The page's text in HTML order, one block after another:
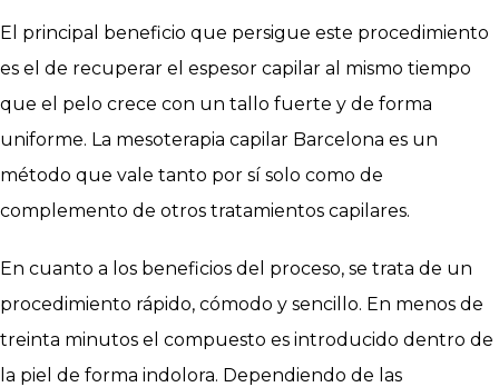
El principal beneficio que persigue este procedimiento
es el de recuperar el espesor capilar al mismo tiempo
que el pelo crece con un tallo fuerte y de forma
uniforme. La mesoterapia capilar Barcelona es un
método que vale tanto por sí solo como de
complemento de otros tratamientos capilares.
En cuanto a los beneficios del proceso, se trata de un
procedimiento rápido, cómodo y sencillo. En menos de
treinta minutos el compuesto es introducido dentro de
la piel de forma indolora. Dependiendo de las